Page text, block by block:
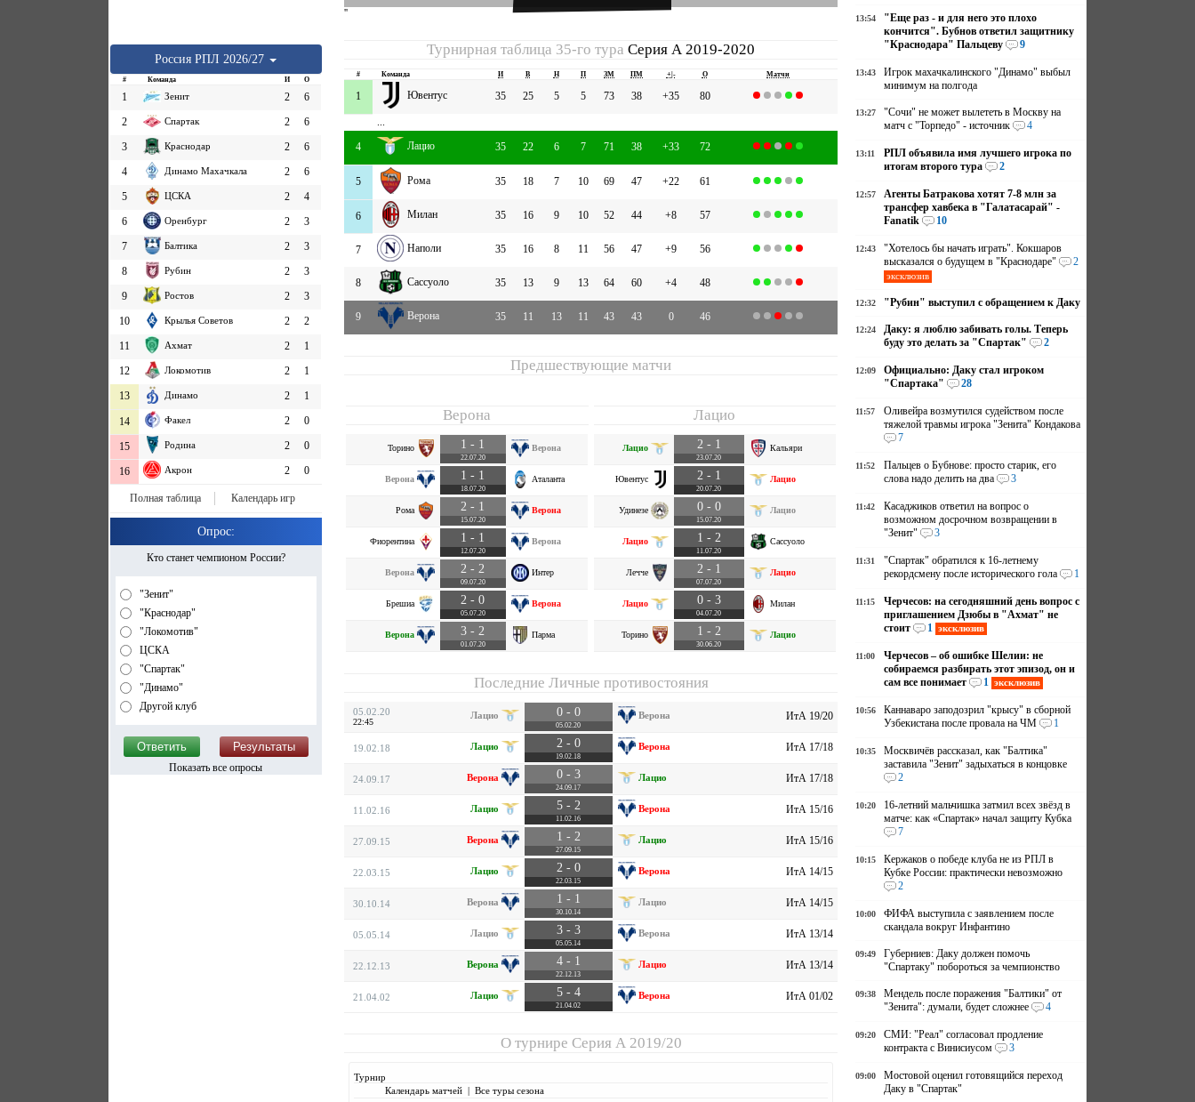
Россия РПЛ 2026/27
# Команда И О
1 Зенит 2
6
2
Спартак 2
6
3
Краснодар 2
6
4
Динамо Махачкала 2
6
5
ЦСКА 2
4
6
Оренбург 2
3
7
Балтика 2
3
8
Рубин 2
3
9
Ростов 2
3
10
Крылья Советов 2
2
11
Ахмат 2
1
12
Локомотив 2
1
13
Динамо 2 1
14 Факел 2 0
15 Родина 2 0
16 Акрон 2 0
Полная таблица Календарь игр
Опрос:
Кто станет чемпионом России?
"Зенит"
"Краснодар"
"Локомотив"
ЦСКА
"Спартак"
"Динамо"
Другой клуб
Показать все опросы
''
Турнирная таблица 35-го тураСерия А 2019-2020
# Команда И В Н П ЗМ ПМ +|- О Матчи
1 Ювентус 35 25 5 5 73 38 +35 80
...
4
Лацио 35 22 6 7 71 38 +33 72
5 Рома 35 18 7 10 69 47 +22 61
6 Милан 35 16 9 10 52 44 +8 57
7 Наполи 35 16 8 11 56 47 +9 56
8 Сассуоло 35 13 9 13 64 60 +4 48
9 Верона 35 11 13 11 43 43 0 46
Предшествующие матчи
Верона
Торино 1 - 1
22.07.20
Верона
Верона 1 - 1
18.07.20
Аталанта
Рома 2 - 1
15.07.20
Верона
Фиорентина 1 - 1
12.07.20
Верона
Верона 2 - 2
09.07.20
Интер
Брешиа 2 - 0
05.07.20
Верона
Верона 3 - 2
01.07.20
Парма
Лацио
Лацио 2 - 1
23.07.20
Кальяри
Ювентус 2 - 1
20.07.20
Лацио
Удинезе 0 - 0
15.07.20
Лацио
Лацио 1 - 2
11.07.20
Сассуоло
Лечче 2 - 1
07.07.20
Лацио
Лацио 0 - 3
04.07.20
Милан
Торино 1 - 2
30.06.20
Лацио
Последние Личные противостояния
05.02.20
22:45
Лацио 0 - 0
05.02.20
Верона ИтА 19/20
19.02.18 Лацио 2 - 0
19.02.18
Верона ИтА 17/18
24.09.17 Верона 0 - 3
24.09.17
Лацио ИтА 17/18
11.02.16 Лацио 5 - 2
11.02.16
Верона ИтА 15/16
27.09.15 Верона 1 - 2
27.09.15
Лацио ИтА 15/16
22.03.15 Лацио 2 - 0
22.03.15
Верона ИтА 14/15
30.10.14 Верона 1 - 1
30.10.14
Лацио ИтА 14/15
05.05.14 Лацио 3 - 3
05.05.14
Верона ИтА 13/14
22.12.13 Верона 4 - 1
22.12.13
Лацио ИтА 13/14
21.04.02 Лацио 5 - 4
21.04.02
Верона ИтА 01/02
О турнире Серия А 2019/20
Турнир
Календарь матчей| Все туры сезона
13:54
"Еще раз - и для него это плохо
кончится". Бубнов ответил защитнику
"Краснодара" Пальцеву
9
13:43
Игрок махачкалинского "Динамо" выбыл
минимум на полгода
13:27
"Сочи" не может вылететь в Москву на
матч с "Торпедо" - источник
4
13:11
РПЛ объявила имя лучшего игрока по
итогам второго тура
2
12:57
Агенты Батракова хотят 7-8 млн за
трансфер хавбека в "Галатасарай" -
Fanatik
10
12:43
"Хотелось бы начать играть". Кокшаров
высказался о будущем в "Краснодаре"
2
эксклюзив
12:32 "Рубин" выступил с обращением к Даку
12:24
Даку: я люблю забивать голы. Теперь
буду это делать за "Спартак"
2
12:09
Официально: Даку стал игроком
"Спартака"
28
11:57
Оливейра возмутился судейством после
тяжелой травмы игрока "Зенита" Кондакова
7
11:52
Пальцев о Бубнове: просто старик, его
слова надо делить на два
3
11:42
Касаджиков ответил на вопрос о
возможном досрочном возвращении в
"Зенит"
3
11:31
"Спартак" обратился к 16-летнему
рекордсмену после исторического гола
1
11:15
Черчесов: на сегодняшний день вопрос с
приглашением Дзюбы в "Ахмат" не
стоит
1 эксклюзив
11:00
Черчесов – об ошибке Шелии: не
собираемся разбирать этот эпизод, он и
сам все понимает
1 эксклюзив
10:56
Каннаваро заподозрил "крысу" в сборной
Узбекистана после провала на ЧМ
1
10:35
Москвичёв рассказал, как "Балтика"
заставила "Зенит" задыхаться в концовке
2
10:20
16-летний мальчишка затмил всех звёзд в
матче: как «Спартак» начал защиту Кубка
7
10:15
Кержаков о победе клуба не из РПЛ в
Кубке России: практически невозможно
2
10:00
ФИФА выступила с заявлением после
скандала вокруг Инфантино
09:49
Губерниев: Даку должен помочь
"Спартаку" побороться за чемпионство
09:38
Мендель после поражения "Балтики" от
"Зенита": думали, будет сложнее
4
09:20
СМИ: "Реал" согласовал продление
контракта с Винисиусом
3
09:00
Мостовой оценил готовящийся переход
Даку в "Спартак"